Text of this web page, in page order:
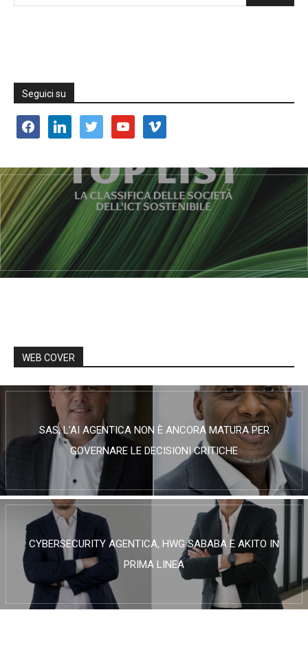
Seguici su
facebooklinkedin twitter youtube vimeo
WEB COVER
SAS, L’AI AGENTICA NON È ANCORA MATURA PER
GOVERNARE LE DECISIONI CRITICHE
CYBERSECURITY AGENTICA, HWG SABABA E AKITO IN
PRIMA LINEA